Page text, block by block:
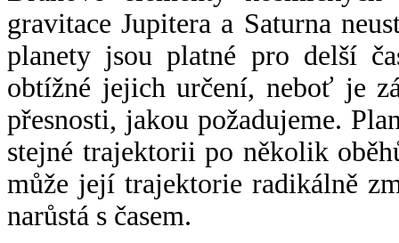
gravitace Jupitera a Saturna
planety jsou platné pro delší
obtížné jejich určení, neboť je
přesnosti, jakou požadujeme.
stejné trajektorii po několik
může její trajektorie radikálně
narůstá s časem.